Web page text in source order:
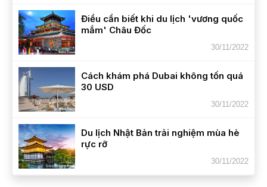
Điều cần biết khi du lịch 'vương quốc
mắm' Châu Đốc
30/11/2022
Cách khám phá Dubai không tốn quá
30 USD
30/11/2022
Du lịch Nhật Bản trải nghiệm mùa hè
rực rỡ
30/11/2022